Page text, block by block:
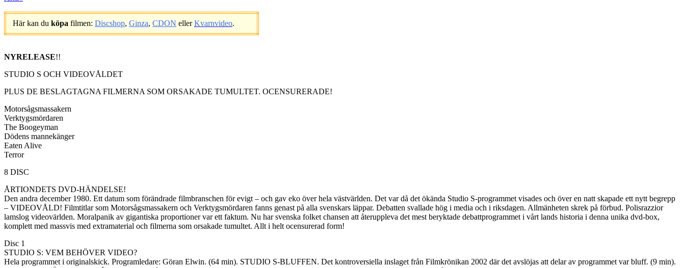
Här kan du köpa filmen: Discshop, Ginza, CDON ellerKvarnvideo.
NYRELEASE!!
STUDIO S OCH VIDEOVÅLDET
PLUS DE BESLAGTAGNA FILMERNA SOM ORSAKADE TUMULTET. OCENSURERADE!
Motorsågsmassakern
Verktygsmördaren
The Boogeyman
Dödens mannekänger
Eaten Alive
Terror
8 DISC
ÅRTIONDETS DVD-HÄNDELSE!
Den andra december 1980. Ett datum som förändrade filmbranschen för evigt – och gav eko över hela västvärlden. Det var då det ökända Studio S-programmet visades och över en natt skapade ett nytt begrepp
– VIDEOVÅLD! Filmtitlar som Motorsågsmassakern och Verktygsmördaren fanns genast på alla svenskars läppar. Debatten svallade hög i media och i riksdagen. Allmänheten skrek på förbud. Polisrazzior
lamslog videovärlden. Moralpanik av gigantiska proportioner var ett faktum. Nu har svenska folket chansen att återuppleva det mest beryktade debattprogrammet i vårt lands historia i denna unika dvd-box,
komplett med massvis med extramaterial och filmerna som orsakade tumultet. Allt i helt ocensurerad form!
Disc 1
STUDIO S: VEM BEHÖVER VIDEO?
Hela programmet i originalskick. Programledare: Göran Elwin. (64 min). STUDIO S-BLUFFEN. Det kontroversiella inslaget från Filmkrönikan 2002 där det avslöjas att delar av programmet var bluff. (9 min).